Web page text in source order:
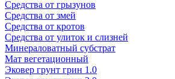
Средства от грызунов
Средства от змей
Средства от кротов
Средства от улиток и слизней
Минераловатный субстрат
Мат вегетационный
Эковер грунт грин 1.0